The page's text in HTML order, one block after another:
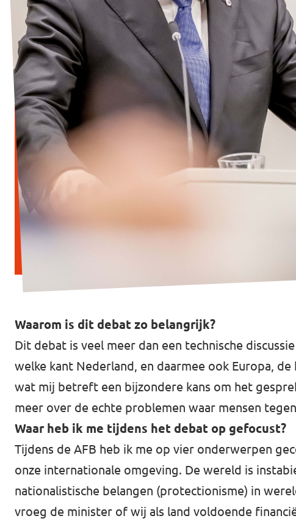
Werken bij Volt
Contact
Sprekersaanvraag
Volt There - Buitenlandstichting Volt
Charge - Wetenschappelijk Platform Volt
Waarom is dit debat zo belangrijk?
Dit debat is veel meer dan een technische
welke kant Nederland, en daarmee ook Europa,
wat mij betreft een bijzondere kans om het
meer over de echte problemen waar mensen
Waar heb ik me tijdens het debat op gefocust?
Tijdens de AFB heb ik me op vier onderwerpen
onze internationale omgeving. De wereld is
nationalistische belangen (protectionisme) in
vroeg de minister of wij als land voldoende